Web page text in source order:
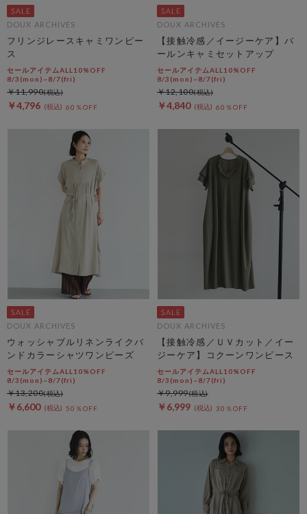
DOUX ARCHIVES
フリンジレースキャミワンピー
ス
セールアイテムALL10%OFF
8/3(mon)~8/7(fri)
￥4,796 60％OFF
￥11,990
DOUX ARCHIVES
【接触冷感／イージーケア】バ
ールンキャミセットアップ
セールアイテムALL10%OFF
8/3(mon)~8/7(fri)
￥4,840 60％OFF
￥12,100
DOUX ARCHIVES
ウォッシャブルリネンライクバ
ンドカラーシャツワンピーズ
セールアイテムALL10%OFF
8/3(mon)~8/7(fri)
￥6,600 50％OFF
￥13,200
DOUX ARCHIVES
【接触冷感／ＵＶカット／イー
ジーケア】コクーンワンピース
セールアイテムALL10%OFF
8/3(mon)~8/7(fri)
￥6,999 30％OFF
￥9,999